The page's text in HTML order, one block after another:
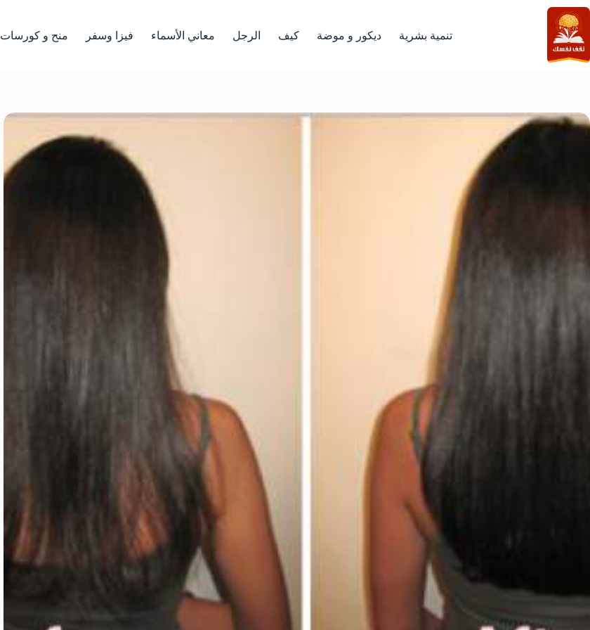
التجاوز
إلى
المحتوى
تنمية بشرية ديكور و موضة كيف الرجل معاني الأسماء فيزا وسفر منح و كورسات